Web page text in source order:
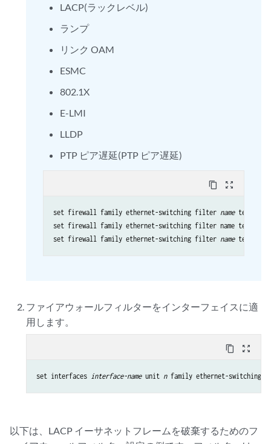
LACP(ラックレベル)
ランプ
リンク OAM
ESMC
802.1X
E-LMI
LLDP
PTP ピア遅延(PTP ピア遅延)
content_copy zoom_out_map
set firewall family ethernet-switching filter name term
set firewall family ethernet-switching filter name term
set firewall family ethernet-switching filter name term
ファイアウォールフィルターをインターフェイスに適
用します。
content_copy zoom_out_map
set interfaces interface-name unit n family ethernet-
以下は、LACP イーサネットフレームを破棄するためのフ